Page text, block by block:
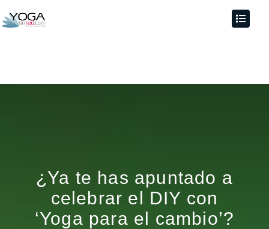
¿Ya te has apuntado a
celebrar el DIY con
‘Yoga para el cambio’?